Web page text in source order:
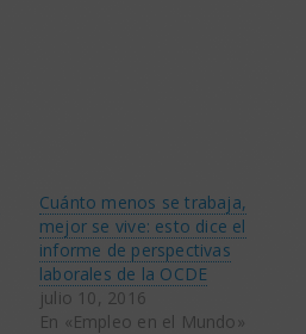
Cuánto menos se trabaja,
mejor se vive: esto dice el
informe de perspectivas
laborales de la OCDE
julio 10, 2016
En «Empleo en el Mundo»